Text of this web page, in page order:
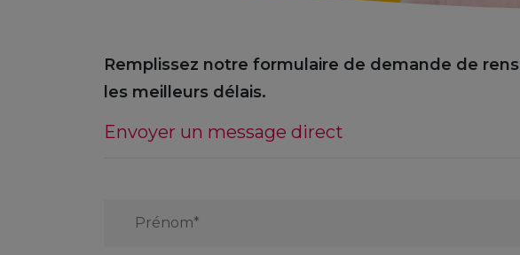
Remplissez notre formulaire de demande de
les meilleurs délais.
Envoyer un message direct